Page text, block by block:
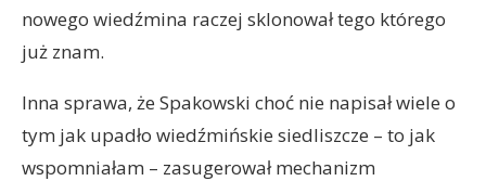
nowego wiedźmina raczej sklonował tego którego
już znam.
Inna sprawa, że Spakowski choć nie napisał wiele o
tym jak upadło wiedźmińskie siedliszcze – to jak
wspomniałam – zasugerował mechanizm